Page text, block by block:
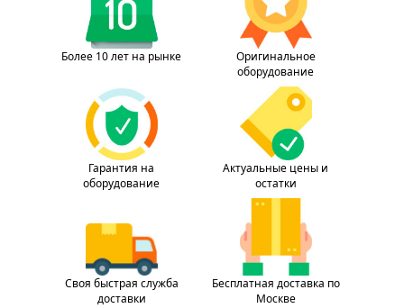
Более 10 лет на рынке
Оригинальное
оборудование
Гарантия на
оборудование
Актуальные цены и
остатки
Своя быстрая служба
доставки
Бесплатная доставка по
Москве